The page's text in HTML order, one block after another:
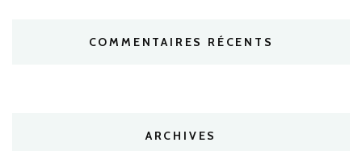
COMMENTAIRES RÉCENTS
ARCHIVES